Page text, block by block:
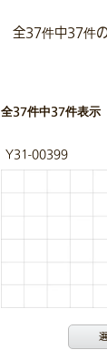
全37件中37件
全37件中37件表示
Y31-00399